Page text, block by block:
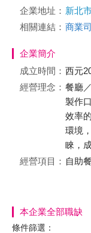
企業地址： 新北
相關連結： 商業
企業簡介
成立時間： 西元
經營理念： 餐廳
製作
效率
環境
睞，
經營項目： 自助
本企業全部職缺
條件篩選：